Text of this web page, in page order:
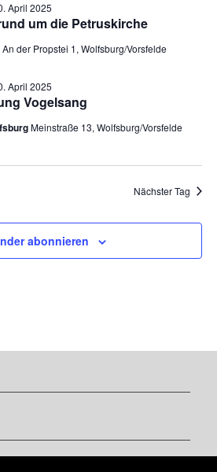
um die Petruskirche
April 2025
An der Propstei 1, Wolfsburg/Vorsfelde
Vogelsang
April 2025
Meinstraße 13, Wolfsburg/Vorsfelde
Nächster Tag
abonnieren